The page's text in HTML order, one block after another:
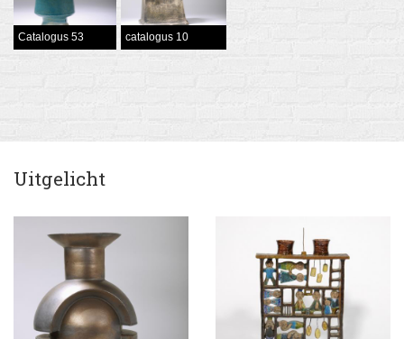
Catalogus 53 catalogus 10
Uitgelicht